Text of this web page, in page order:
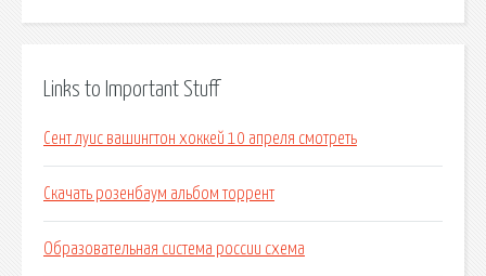
Links to Important Stuff
Сент луис вашингтон хоккей 10 апреля смотреть
Скачать розенбаум альбом торрент
Образовательная система россии схема